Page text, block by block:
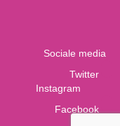
Sociale media
Twitter
Instagram
Facebook